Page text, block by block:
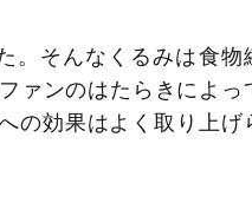
。そんなくるみは食物
ァンのはたらきによっ
の効果はよく取り上げ